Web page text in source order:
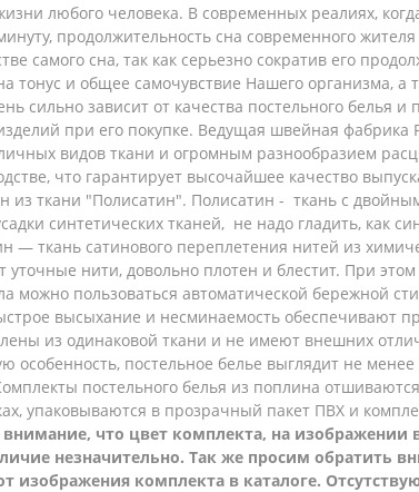
любого человека. В современных реалиях,
продолжительность сна современного
самого сна, так как серьезно сократив его
тонус и общее самочувствие Нашего организма,
сильно зависит от качества постельного белья
при его покупке. Ведущая швейная
видов ткани и огромным разнообразием
что гарантирует высочайшее качество
из ткани "Полисатин". Полисатин - ткань с
синтетических тканей, не надо гладить, как
— ткань сатинового переплетения нитей из
уточные нити, довольно плотен и блестит. При
можно пользоваться автоматической бережной
высыхание и несминаемость обеспечивают
из одинаковой ткани и не имеют внешних
особенность, постельное белье выглядит не
постельного белья из поплина
упаковываются в прозрачный пакет ПВХ и
что цвет комплекта, на изображении
незначительно. Так же просим обратить
изображения комплекта в каталоге.